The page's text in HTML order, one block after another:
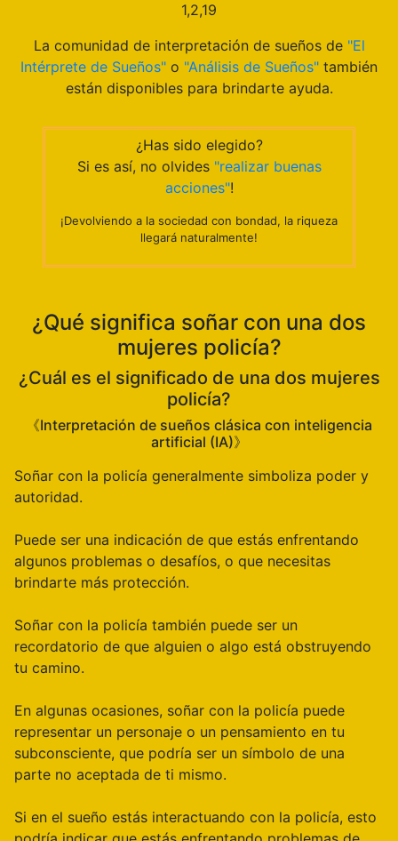
1,2,19
La comunidad de interpretación de sueños de "El
Intérprete de Sueños" o "Análisis de Sueños" también
están disponibles para brindarte ayuda.
¿Has sido elegido?
Si es así, no olvides "realizar buenas
acciones"!
¡Devolviendo a la sociedad con bondad, la riqueza
llegará naturalmente!
¿Qué significa soñar con una dos
mujeres policía?
¿Cuál es el significado de una dos mujeres
policía?
《Interpretación de sueños clásica con inteligencia
artificial (IA)》
Soñar con la policía generalmente simboliza poder y
autoridad.
Puede ser una indicación de que estás enfrentando
algunos problemas o desafíos, o que necesitas
brindarte más protección.
Soñar con la policía también puede ser un
recordatorio de que alguien o algo está obstruyendo
tu camino.
En algunas ocasiones, soñar con la policía puede
representar un personaje o un pensamiento en tu
subconsciente, que podría ser un símbolo de una
parte no aceptada de ti mismo.
Si en el sueño estás interactuando con la policía, esto